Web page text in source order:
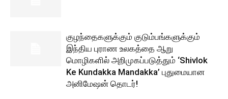
குழந்தைகளுக்கும் குடும்பங்களுக்கும்
இந்திய புராண உலகத்தை ஆறு
மொழிகளில் அறிமுகப்படுத்தும் ‘Shivlok
Ke Kundakka Mandakka’ புதுமையான
அனிமேஷன் தொடர்!